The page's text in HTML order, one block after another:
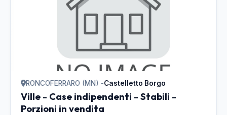
RONCOFERRARO (MN) -Castelletto Borgo
Ville - Case indipendenti - Stabili -
Porzioni in vendita